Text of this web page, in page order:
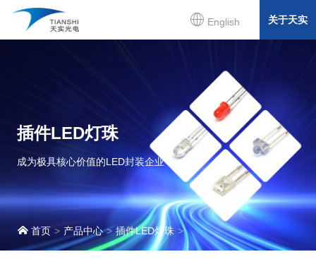
English 关于天实
插件LED灯珠
成为极具核心价值的LED封装企业
首页 产品中心 插件LED灯珠